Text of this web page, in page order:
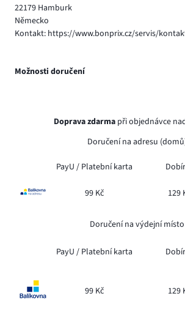
22179 Hamburk
Německo
Kontakt: https://www.bonprix.cz/servis/
Možnosti doručení
Doprava zdarma při objednávce
Doručení na adresu
PayU / Platební karta
99 Kč 129
Doručení na výdejní místo
PayU / Platební karta
99 Kč 129